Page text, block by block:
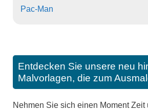
Pac-Man
Entdecken Sie unsere neu
Malvorlagen, die zum
Nehmen Sie sich einen Moment